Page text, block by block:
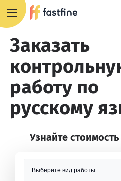
Заказать
работу по
русскому
Узнайте